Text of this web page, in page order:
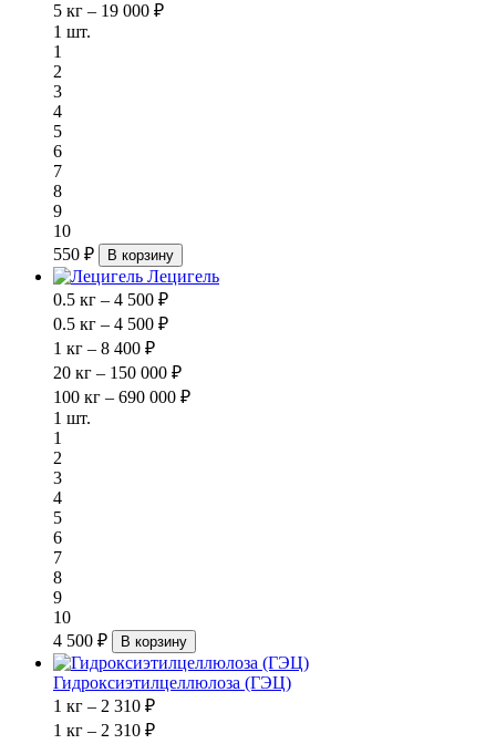
5 кг – 19 000 ₽
1 шт.
1
2
3
4
5
6
7
8
9
10
550 ₽
В корзину
Лецигель
0.5 кг – 4 500 ₽
0.5 кг – 4 500 ₽
1 кг – 8 400 ₽
20 кг – 150 000 ₽
100 кг – 690 000 ₽
1 шт.
1
2
3
4
5
6
7
8
9
10
4 500 ₽
В корзину
Гидроксиэтилцеллюлоза (ГЭЦ)
1 кг – 2 310 ₽
1 кг – 2 310 ₽